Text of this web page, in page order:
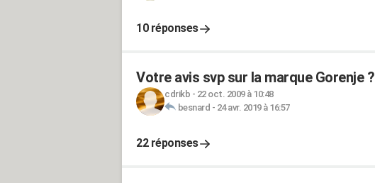
10 réponses
Votre avis svp sur la marque Gorenje ?
cdrikb - 22 oct. 2009 à 10:48
besnard - 24 avr. 2019 à 16:57
22 réponses